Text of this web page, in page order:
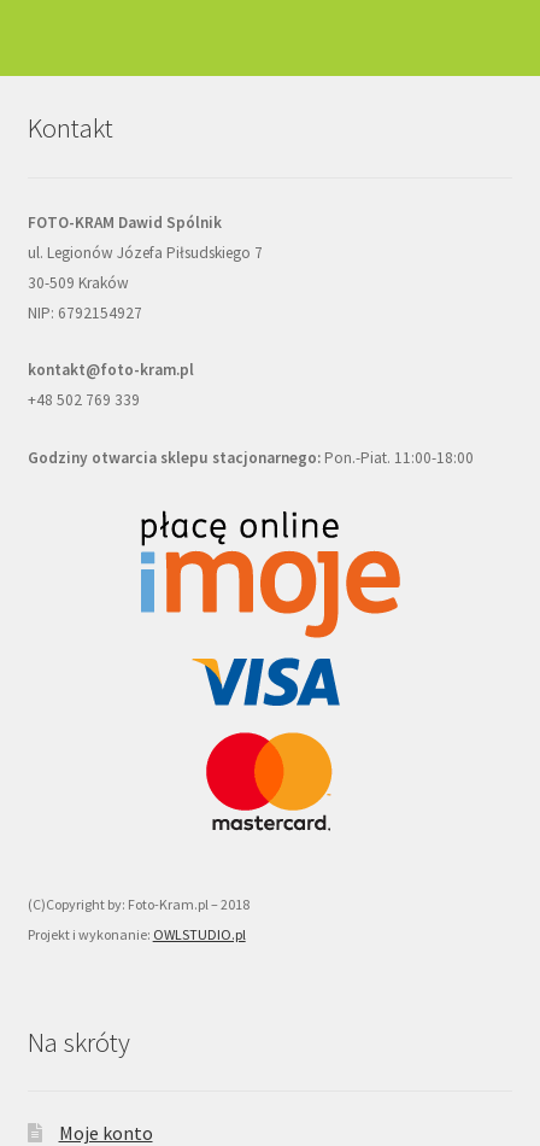
Kontakt
FOTO-KRAM Dawid Spólnik
ul. Legionów Józefa Piłsudskiego 7
30-509 Kraków
NIP: 6792154927
kontakt@foto-kram.pl
+48 502 769 339
Godziny otwarcia sklepu stacjonarnego:Pon.-Piat. 11:00-18:00
(C)Copyright by: Foto-Kram.pl – 2018
Projekt i wykonanie: OWLSTUDIO.pl
Na skróty
Moje konto